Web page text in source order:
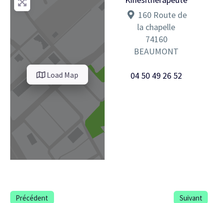
Load Map
160 Route de
la chapelle
74160
BEAUMONT
04 50 49 26 52
Précédent Suivant